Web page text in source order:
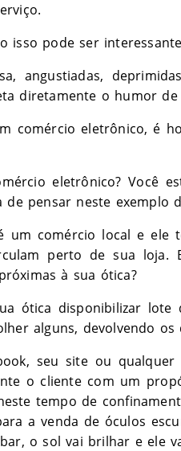
isso pode ser
angustiadas,
diretamente o humor de
comércio eletrônico, é
eletrônico? Você
de pensar neste exemplo
um comércio local e
perto de sua
à sua ótica?
ótica disponibilizar
alguns, devolvendo
seu site ou
o cliente com um
tempo de
a venda de óculos
o sol vai brilhar e ele